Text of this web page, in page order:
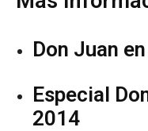
Don Juan
Especial
2014